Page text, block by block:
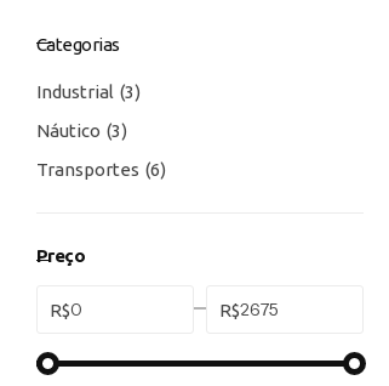
Categorias
Industrial 3
Náutico 3
Transportes 6
Preço
R$ R$